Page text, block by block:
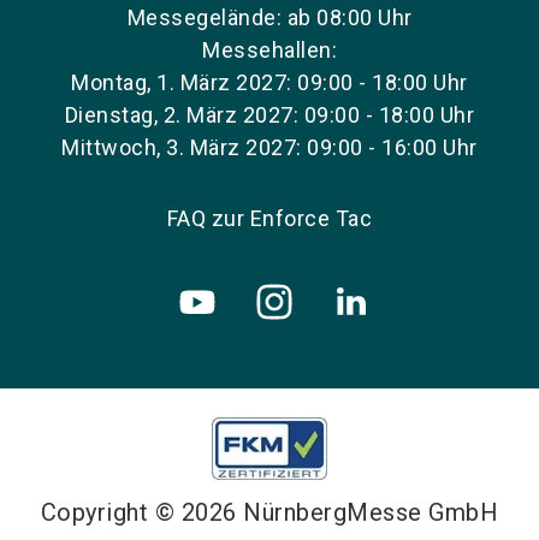
Messegelände: ab 08:00 Uhr
Messehallen:
Montag, 1. März 2027: 09:00 - 18:00 Uhr
Dienstag, 2. März 2027: 09:00 - 18:00 Uhr
Mittwoch, 3. März 2027: 09:00 - 16:00 Uhr
FAQ zur Enforce Tac
Copyright © 2026 NürnbergMesse GmbH